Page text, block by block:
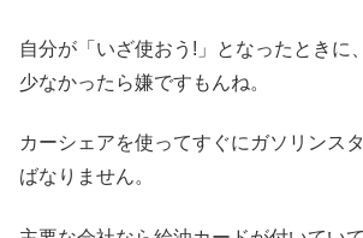
自分が「いざ使おう!」となったときに
少なかったら嫌ですもんね。
カーシェアを使ってすぐにガソリンス
ばなりません。